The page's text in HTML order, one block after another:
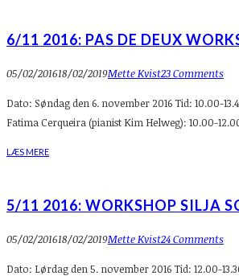
6/11 2016: PAS DE DEUX
05/02/201618/02/2019Mette Kvist23 Comments
Dato: Søndag den 6. november 2016 Tid: 10.00-
Fatima Cerqueira (pianist Kim Helweg): 10.00-12.00
LÆS MERE
5/11 2016: WORKSHOP SILJA
05/02/201618/02/2019Mette Kvist24 Comments
Dato: Lørdag den 5. november 2016 Tid: 12.00-